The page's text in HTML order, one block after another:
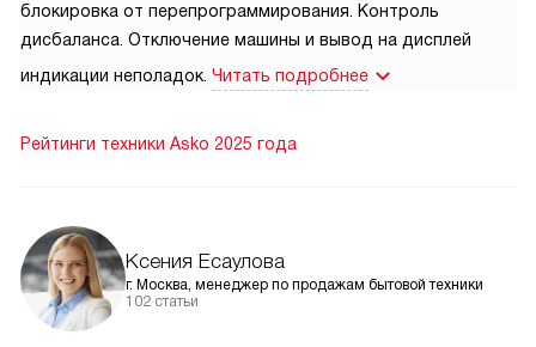
блокировка от перепрограммирования. Контроль
дисбаланса. Отключение машины и вывод на дисплей
индикации неполадок. Читать подробнее
Рейтинги техники Asko 2025 года
Ксения Есаулова
г. Москва, менеджер по продажам бытовой техники
102 статьи